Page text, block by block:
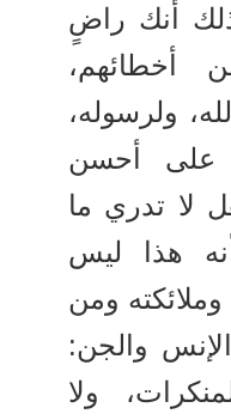
أنك راضٍ
أخطائهم،
ولرسوله،
على أحسن
لا تدري ما
هذا ليس
وملائكته ومن
والجن:
ولا